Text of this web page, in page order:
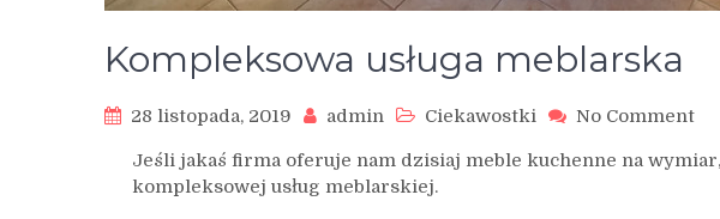
Kompleksowa usługa meblarska
28 listopada, 2019 admin Ciekawostki No Commenton
Jeśli jakaś firma oferuje nam dzisiaj meble kuchenne na
kompleksowej usług meblarskiej.